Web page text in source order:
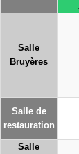
Salle
Bruyères
Salle de
restauration
Salle